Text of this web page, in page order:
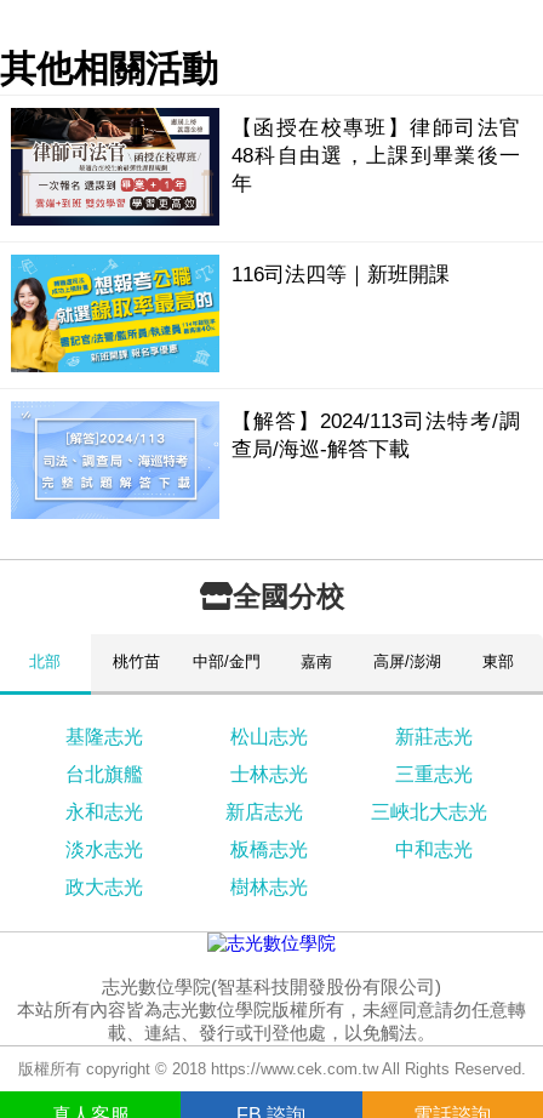
其他相關活動
【函授在校專班】律師司法官
48科自由選，上課到畢業後一
年
116司法四等｜新班開課
【解答】2024/113司法特考/調
查局/海巡-解答下載
全國分校
北部 桃竹苗 中部/金門 嘉南 高屏/澎湖 東部
基隆志光 松山志光
新莊志光
台北旗艦
士林志光
三重志光
永和志光
新店志光
三峽北大志光
淡水志光
板橋志光
中和志光
政大志光
樹林志光
志光數位學院(智基科技開發股份有限公司)
本站所有內容皆為志光數位學院版權所有，未經同意請勿任意轉
載、連結、發行或刊登他處，以免觸法。
版權所有 copyright © 2018 https://www.cek.com.tw All Rights Reserved.